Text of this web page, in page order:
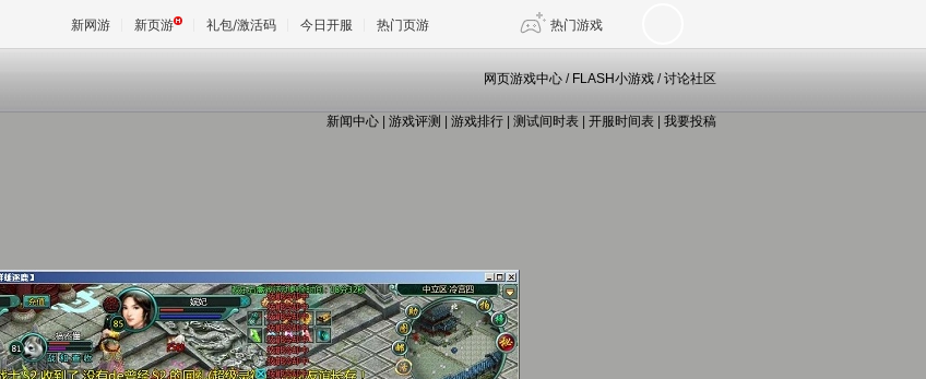
新网游 新页游 礼包/激活码 今日开服 热门页游 热门游戏
魔兽 DNF 传奇4
王权与自由 诛仙世界
网页游戏中心 / FLASH小游戏 /讨论社区
新闻中心 游戏评测 游戏排行 测试间时表 开服时间表 我要投稿